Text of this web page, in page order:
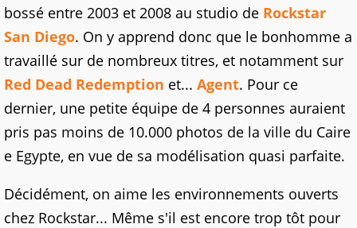
bossé entre 2003 et 2008 au studio de Rockstar
San Diego. On y apprend donc que le bonhomme a
travaillé sur de nombreux titres, et notamment sur
Red Dead Redemption et... Agent. Pour ce
dernier, une petite équipe de 4 personnes auraient
pris pas moins de 10.000 photos de la ville du Caire
e Egypte, en vue de sa modélisation quasi parfaite.
Décidément, on aime les environnements ouverts
chez Rockstar... Même s'il est encore trop tôt pour